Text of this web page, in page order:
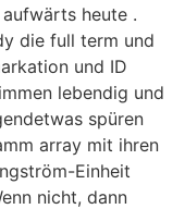
heute .
die full term und
und ID
lebendig und
spüren
array mit ihren
Einheit
nicht, dann